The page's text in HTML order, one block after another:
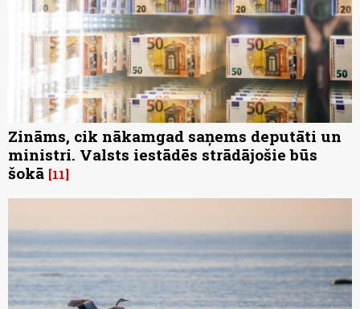
Zināms, cik nākamgad saņems deputāti un
ministri. Valsts iestādēs strādājošie būs
šokā 11